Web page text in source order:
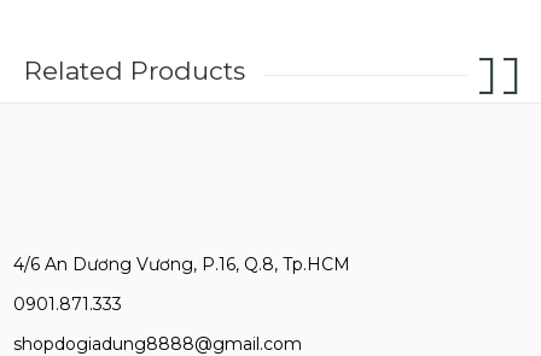
Related Products
4/6 An Dương Vương, P.16, Q.8, Tp.HCM
0901.871.333
shopdogiadung8888@gmail.com